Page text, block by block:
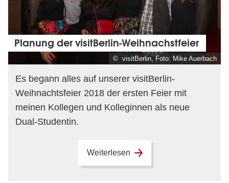
© visitBerlin, Foto: Mike Auerbach
Planung der visitBerlin-Weihnachstfeier
Es begann alles auf unserer visitBerlin-
Weihnachtsfeier 2018 der ersten Feier mit
meinen Kollegen und Kolleginnen als neue
Dual-Studentin.
Weiterlesen